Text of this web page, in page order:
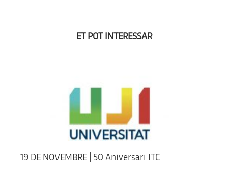
ET POT INTERESSAR
19 DE NOVEMBRE | 50 Aniversari ITC